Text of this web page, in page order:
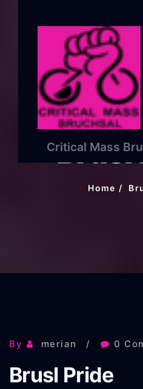
Critical Mass
Brusl
Home
By merian 0
Brusl Pride